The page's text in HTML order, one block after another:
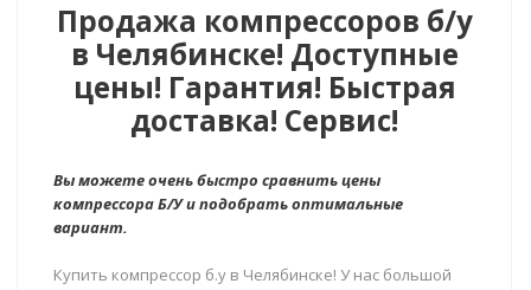
Продажа компрессоров б/у
в Челябинске! Доступные
цены! Гарантия! Быстрая
доставка! Сервис!
Вы можете очень быстро сравнить цены
компрессора Б/У и подобрать оптимальные
вариант.
Купить компрессор б.у в Челябинске! У нас большой